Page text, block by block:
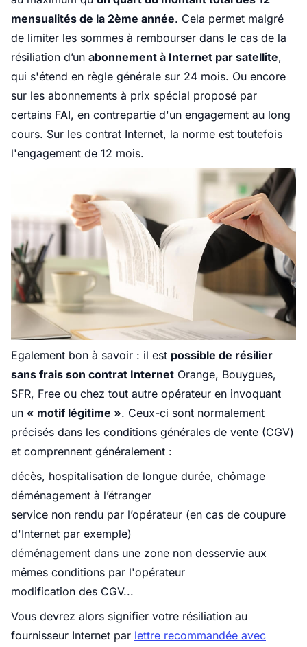
mensualités de la 2ème année. Cela permet malgré
de limiter les sommes à rembourser dans le cas de la
résiliation d’un abonnement à Internet par satellite,
qui s'étend en règle générale sur 24 mois. Ou encore
sur les abonnements à prix spécial proposé par
certains FAI, en contrepartie d'un engagement au long
cours. Sur les contrat Internet, la norme est toutefois
l'engagement de 12 mois.
Egalement bon à savoir : il est possible de résilier
sans frais son contrat Internet Orange, Bouygues,
SFR, Free ou chez tout autre opérateur en invoquant
un « motif légitime ». Ceux-ci sont normalement
précisés dans les conditions générales de vente (CGV)
et comprennent généralement :
décès, hospitalisation de longue durée, chômage
déménagement à l’étranger
service non rendu par l’opérateur (en cas de coupure
d'Internet par exemple)
déménagement dans une zone non desservie aux
mêmes conditions par l'opérateur
modification des CGV...
Vous devrez alors signifier votre résiliation au
fournisseur Internet par lettre recommandée avec